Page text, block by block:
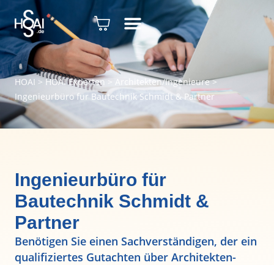
HOAI > HOAI Experten> Architekten/Ingenieure>
Ingenieurbüro für Bautechnik Schmidt & Partner
Ingenieurbüro für
Bautechnik Schmidt &
Partner
Benötigen Sie einen Sachverständigen, der ein
qualifiziertes Gutachten über Architekten-